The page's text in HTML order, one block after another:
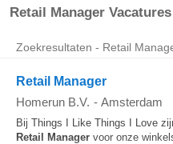
Sorteer op Bedrijf
Retail Manager Vacatures
Zoekresultaten - Retail
Retail Manager
Homerun B.V. - Amsterdam
Bij Things I Like Things I Love
Retail
Manager voor onze